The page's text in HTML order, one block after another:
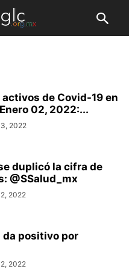
activos de Covid-19 en
02, 2022:...
2022
duplicó la cifra de
@SSalud_mx
2022
da positivo por
2022